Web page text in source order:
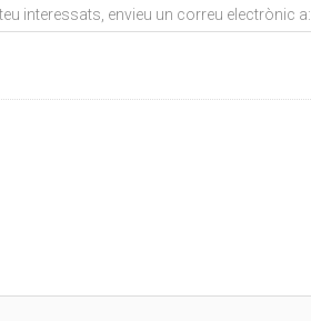
interessats, envieu un correu electrònic a: